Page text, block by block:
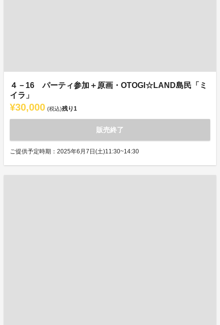
４－16 パーティ参加＋原画・OTOGI☆LAND島民「ミ
イラ」
¥30,000 (税込)残り1
販売終了
ご提供予定時期：2025年6月7日(土)11:30~14:30